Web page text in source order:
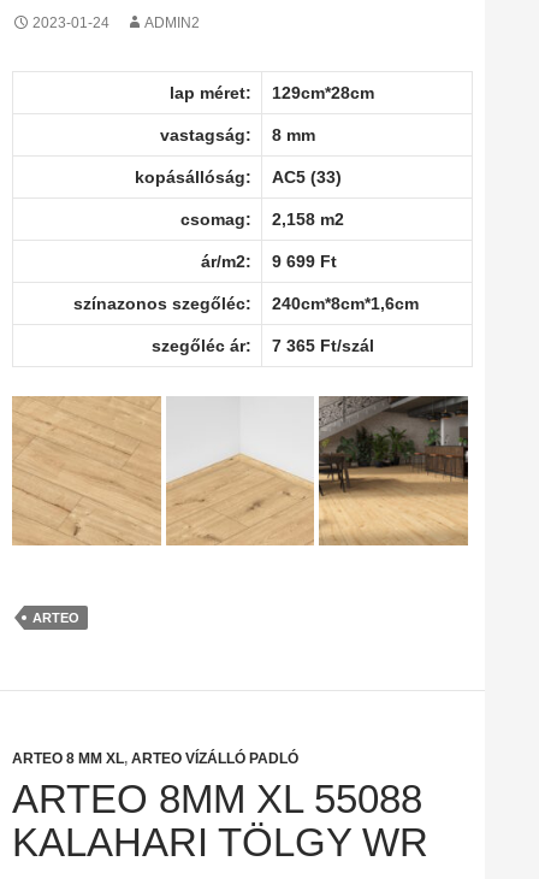
2023-01-24 ADMIN2
lap méret: 129cm*28cm
vastagság: 8 mm
kopásállóság: AC5 (33)
csomag: 2,158 m2
ár/m2: 9 699 Ft
színazonos szegőléc: 240cm*8cm*1,6cm
szegőléc ár: 7 365 Ft/szál
ARTEO
ARTEO 8 MM XL, ARTEO VÍZÁLLÓ PADLÓ
ARTEO 8MM XL 55088
KALAHARI TÖLGY WR